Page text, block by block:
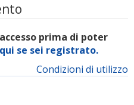
prima di poter
se sei registrato.
Condizioni di utilizzo